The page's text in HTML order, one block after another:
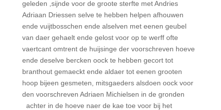
geleden ,sijnde voor de groote sterfte met Andries
Adriaan Driessen selve te hebben helpen afhouwen
ende vuijtbosschen ende alselven met eenen geubel
van daer gehaelt ende gelost voor op te werff ofte
vaertcant omtrent de huijsinge der voorschreven hoeve
ende deselve bercken oock te hebben gecort tot
branthout gemaeckt ende aldaer tot eenen grooten
hoop bijeen gesmeten, mitsgaeders alsdoen oock voor
den voorschreven Adriaen Michielsen in de gronden
achter in de hoeve naer de kae toe voor bij het